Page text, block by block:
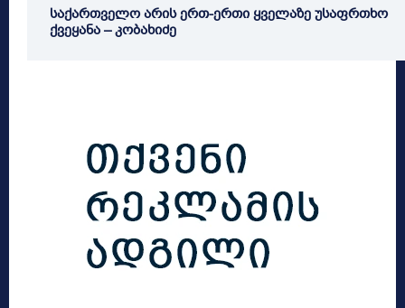
საქართველო არის ერთ-ერთი ყველაზე უსაფრთხო
ქვეყანა – კობახიძე